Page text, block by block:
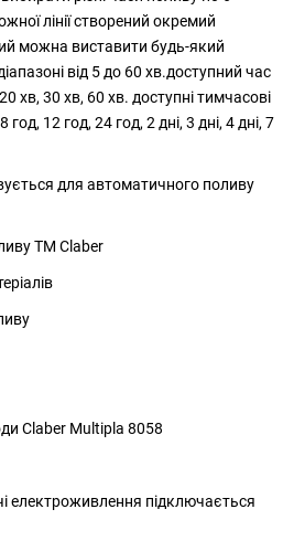
лінії створений окремий
можна виставити будь-який
від 5 до 60 хв.доступний час
хв, 30 хв, 60 хв. доступні тимчасові
12 год, 24 год, 2 дні, 3 дні, 4 дні, 7
для автоматичного поливу
ТМ Claber
Claber Multipla 8058
електроживлення підключається